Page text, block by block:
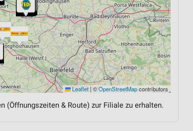
Leaflet|©OpenStreetMapcontributors
(Öffnungszeiten & Route) zur Filiale zu erhalten.